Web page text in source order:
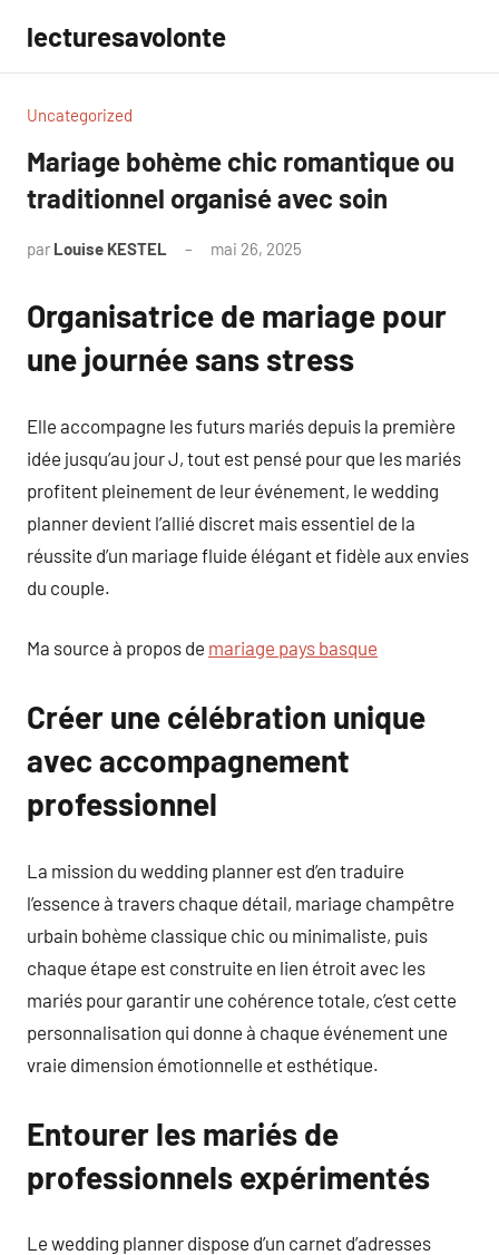
contenu
lecturesavolonte
Uncategorized
Mariage bohème chic romantique ou
traditionnel organisé avec soin
par Louise KESTEL mai 26, 2025
Organisatrice de mariage pour
une journée sans stress
Elle accompagne les futurs mariés depuis la première
idée jusqu’au jour J, tout est pensé pour que les mariés
profitent pleinement de leur événement, le wedding
planner devient l’allié discret mais essentiel de la
réussite d’un mariage fluide élégant et fidèle aux envies
du couple.
Ma source à propos de mariage pays basque
Créer une célébration unique
avec accompagnement
professionnel
La mission du wedding planner est d’en traduire
l’essence à travers chaque détail, mariage champêtre
urbain bohème classique chic ou minimaliste, puis
chaque étape est construite en lien étroit avec les
mariés pour garantir une cohérence totale, c’est cette
personnalisation qui donne à chaque événement une
vraie dimension émotionnelle et esthétique.
Entourer les mariés de
professionnels expérimentés
Le wedding planner dispose d’un carnet d’adresses